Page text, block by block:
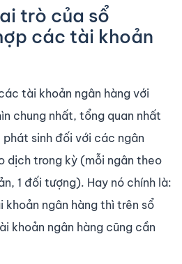
trò của sổ
các tài khoản
tài khoản ngân hàng với
chung nhất, tổng quan nhất
sinh đối với các ngân
dịch trong kỳ (mỗi ngân theo
1 đối tượng). Hay nó chính là:
ngân hàng thì trên sổ
khoản ngân hàng cũng cần